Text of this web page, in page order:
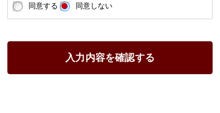
同意する 同意しない
入力内容を確認する